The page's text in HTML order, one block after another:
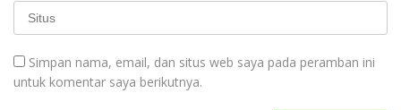
Simpan nama, email, dan situs web saya pada peramban ini
untuk komentar saya berikutnya.